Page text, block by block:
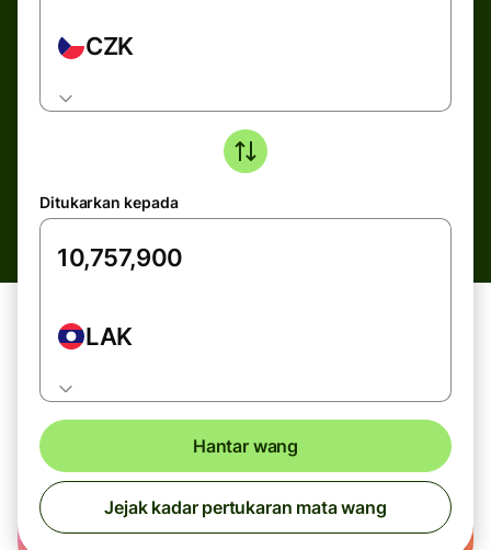
CZK
Ditukarkan kepada
LAK
Hantar wang
Jejak kadar pertukaran mata wang